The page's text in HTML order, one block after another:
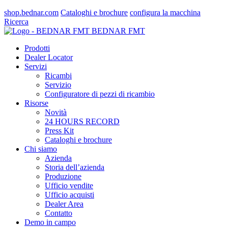
shop.bednar.com Cataloghi e brochure configura la macchina
Ricerca
BEDNAR FMT
Prodotti
Dealer Locator
Servizi
Ricambi
Servizio
Configuratore di pezzi di ricambio
Risorse
Novità
24 HOURS RECORD
Press Kit
Cataloghi e brochure
Chi siamo
Azienda
Storia dell’azienda
Produzione
Ufficio vendite
Ufficio acquisti
Dealer Area
Contatto
Demo in campo